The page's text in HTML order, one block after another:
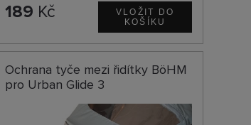
189 Kč
Ochrana tyče mezi řidítky BöHM
pro Urban Glide 3